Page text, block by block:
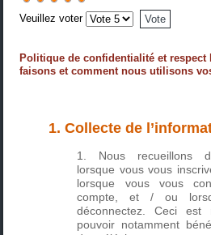
Veuillez voter
Politique de confidentialité et respect
faisons et comment nous utilisons
1. Collecte de
Nous recueillons
lorsque vous vous
lorsque vous vous
compte, et / ou
déconnectez. Ceci est
pouvoir notamment